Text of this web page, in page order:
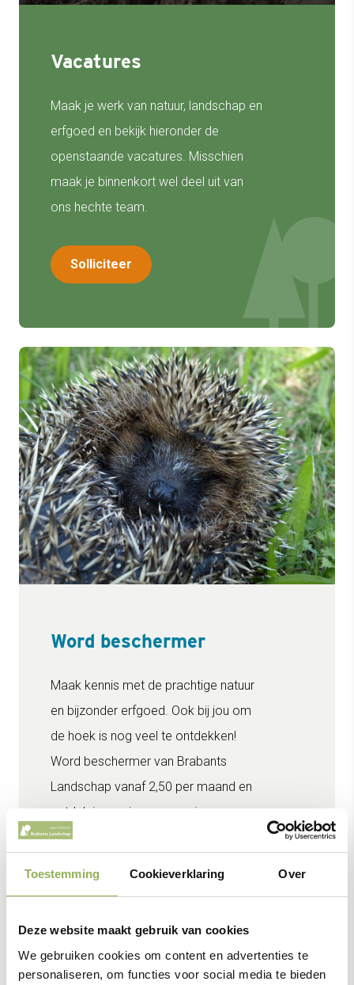
Toestemming Cookieverklaring Over
Deze website maakt gebruik van cookies
We gebruiken cookies om content en advertenties te
personaliseren, om functies voor social media te bieden
Vacatures
Maak je werk van natuur, landschap en
erfgoed en bekijk hieronder de
openstaande vacatures. Misschien
maak je binnenkort wel deel uit van
ons hechte team.
Solliciteer
Word beschermer
Maak kennis met de prachtige natuur
en bijzonder erfgoed. Ook bij jou om
de hoek is nog veel te ontdekken!
Word beschermer van Brabants
Landschap vanaf 2,50 per maand en
ontdek jouw eigen omgeving.
Word beschermer